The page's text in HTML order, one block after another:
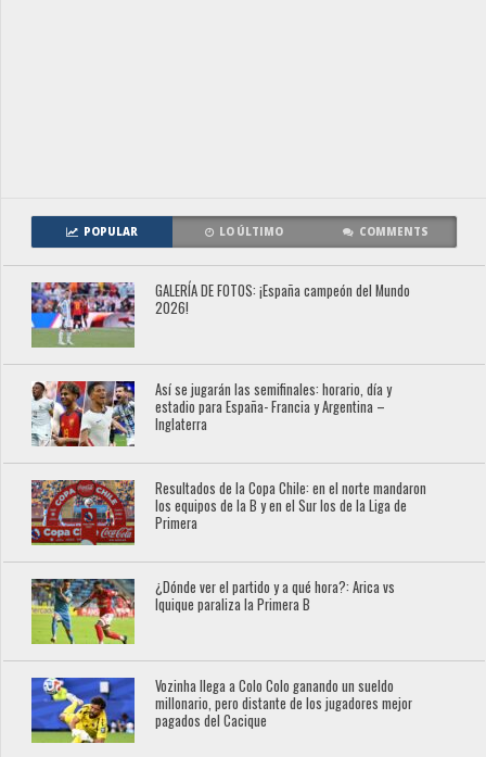
POPULAR LO ÚLTIMO COMMENTS
GALERÍA DE FOTOS: ¡España campeón del Mundo
2026!
Así se jugarán las semifinales: horario, día y
estadio para España- Francia y Argentina –
Inglaterra
Resultados de la Copa Chile: en el norte mandaron
los equipos de la B y en el Sur los de la Liga de
Primera
¿Dónde ver el partido y a qué hora?: Arica vs
Iquique paraliza la Primera B
Vozinha llega a Colo Colo ganando un sueldo
millonario, pero distante de los jugadores mejor
pagados del Cacique